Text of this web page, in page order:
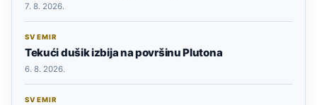
7. 8. 2026.
SVEMIR
Tekući dušik izbija na površinu Plutona
6. 8. 2026.
SVEMIR